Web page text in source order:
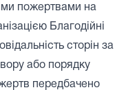
пожертвами на
Благодійні
сторін за
або порядку
передбачено